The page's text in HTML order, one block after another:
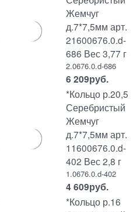
Жемчуг
д.7*7,5мм арт.
21600676.0.d-
686 Вес 3,77 г
2.0676.0.d-686
6 209руб.
*Кольцо р.20,5
Серебристый
Жемчуг
д.7*7,5мм арт.
11600676.0.d-
402 Вес 2,8 г
1.0676.0.d-402
4 609руб.
*Кольцо р.16